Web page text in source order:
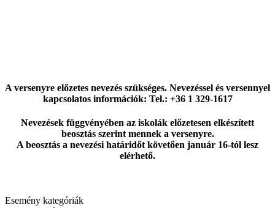
A versenyre előzetes nevezés szükséges. Nevezéssel és versennyel
kapcsolatos információk: Tel.: +36 1 329-1617
Nevezések függvényében az iskolák előzetesen elkészített
beosztás szerint mennek a versenyre.
A beosztás a nevezési határidőt követően január 16-tól lesz
elérhető.
Esemény kategóriák